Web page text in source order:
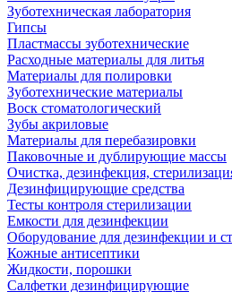
Зуботехническая лаборатория
Гипсы
Пластмассы зуботехнические
Расходные материалы для литья
Материалы для полировки
Зуботехнические материалы
Воск стоматологический
Зубы акриловые
Материалы для перебазировки
Паковочные и дублирующие массы
Очистка, дезинфекция,
Дезинфицирующие средства
Тесты контроля стерилизации
Емкости для дезинфекции
Оборудование для дезинфекции и
Кожные антисептики
Жидкости, порошки
Салфетки дезинфицирующие